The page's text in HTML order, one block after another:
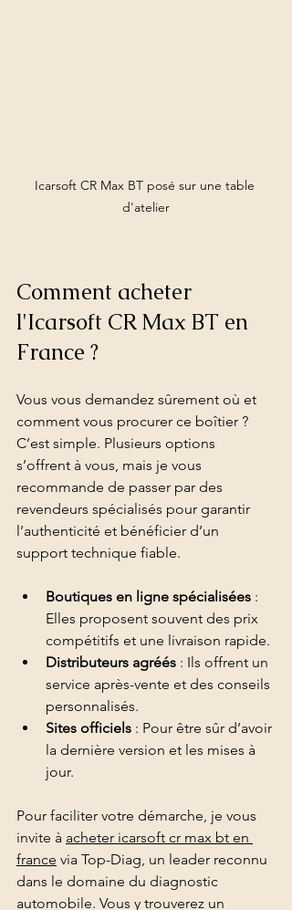
Icarsoft CR Max BT posé sur une table
d'atelier
Comment acheter
l'Icarsoft CR Max BT en
France ?
Vous vous demandez sûrement où et
comment vous procurer ce boîtier ?
C’est simple. Plusieurs options
s’offrent à vous, mais je vous
recommande de passer par des
revendeurs spécialisés pour garantir
l’authenticité et bénéficier d’un
support technique fiable.
Boutiques en ligne spécialisées :
Elles proposent souvent des prix
compétitifs et une livraison rapide.
Distributeurs agréés : Ils offrent un
service après-vente et des conseils
personnalisés.
Sites officiels : Pour être sûr d’avoir
la dernière version et les mises à
jour.
Pour faciliter votre démarche, je vous
invite à acheter icarsoft cr max bt en
france via Top-Diag, un leader reconnu
dans le domaine du diagnostic
automobile. Vous y trouverez un